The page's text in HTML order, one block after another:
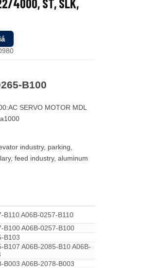
4000, ST, SLK,
B100
SERVO MOTOR MDL
industry, parking,
feed industry, aluminum
B110 A06B-0257-B110
B100 A06B-0257-B100
B103
B107 A06B-2085-B10 A06B-
B003 A06B-2078-B003